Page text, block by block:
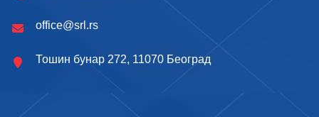
office@srl.rs
Тошин бунар 272, 11070 Београд